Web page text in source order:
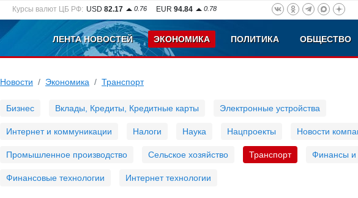
Курсы валют ЦБ РФ: USD 82.17 0.76 EUR 94.84 0.78
ЛЕНТА НОВОСТЕЙ ЭКОНОМИКА ПОЛИТИКА ОБЩЕСТВО
Новости Экономика Транспорт
Бизнес Вклады, Кредиты, Кредитные карты Электронные устройства
Интернет и коммуникации Налоги Наука Нацпроекты Новости
Промышленное производство Сельское хозяйство Транспорт Финансы и
Финансовые технологии Интернет технологии